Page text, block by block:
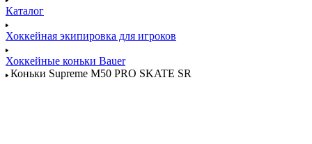
Каталог
Хоккейная экипировка для игроков
Хоккейные коньки Bauer
Коньки Supreme M50 PRO SKATE SR